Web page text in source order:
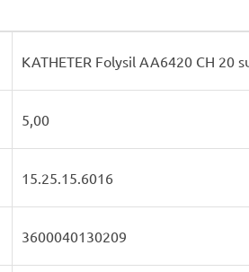
KATHETER Folysil AA6420 CH 20
5,00
15.25.15.6016
3600040130209